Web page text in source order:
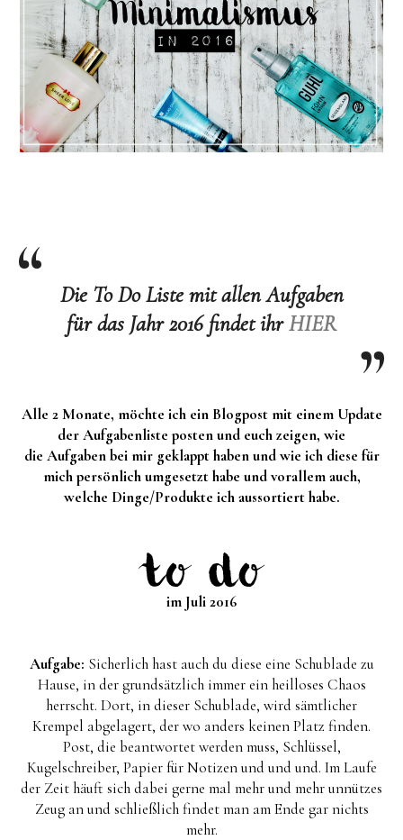
Die To Do Liste mit allen Aufgaben
für das Jahr 2016 findet ihrHIER
Alle 2 Monate, möchte ich ein Blogpost mit einem Update
der Aufgabenliste posten und euch zeigen, wie
die Aufgaben bei mir geklappt haben und wie ich diese für
mich persönlich umgesetzt habe und vorallem auch,
welche Dinge/Produkte ich aussortiert habe.
im Juli2016
Aufgabe: Sicherlich hast auch du diese eine Schublade zu
Hause, in der grundsätzlich immer ein heilloses Chaos
herrscht. Dort, in dieser Schublade, wird sämtlicher
Krempel abgelagert, der wo anders keinen Platz finden.
Post, die beantwortet werden muss, Schlüssel,
Kugelschreiber, Papier für Notizen und und und. Im Laufe
der Zeit häuft sich dabei gerne mal mehr und mehr unnützes
Zeug an und schließlich findet man am Ende gar nichts
mehr.